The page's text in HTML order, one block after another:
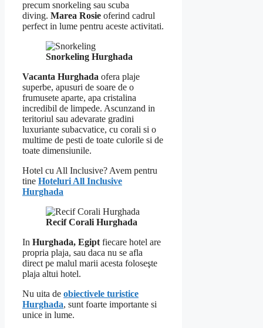
precum snorkeling sau scuba
diving. Marea Rosie oferind cadrul
perfect in lume pentru aceste activitati.
Snorkeling Hurghada
Vacanta Hurghada ofera plaje
superbe, apusuri de soare de o
frumusete aparte, apa cristalina
incredibil de limpede. Ascunzand in
teritoriul sau adevarate gradini
luxuriante subacvatice, cu corali si o
multime de pesti de toate culorile si de
toate dimensiunile.
Hotel cu All Inclusive? Avem pentru
tine Hoteluri All Inclusive
Hurghada
Recif Corali Hurghada
In Hurghada, Egipt fiecare hotel are
propria plaja, sau daca nu se afla
direct pe malul marii acesta foloseşte
plaja altui hotel.
Nu uita de obiectivele turistice
Hurghada, sunt foarte importante si
unice in lume.